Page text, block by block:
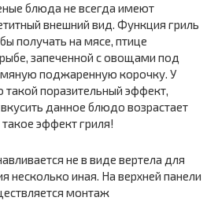
блюда не всегда имеют
внешний вид. Функция гриль
получать на мясе, птице
запеченной с овощами под
поджаренную корочку. У
такой поразительный эффект,
данное блюдо возрастает
эффект гриля!
не в виде вертела для
несколько иная. На верхней панели
монтаж